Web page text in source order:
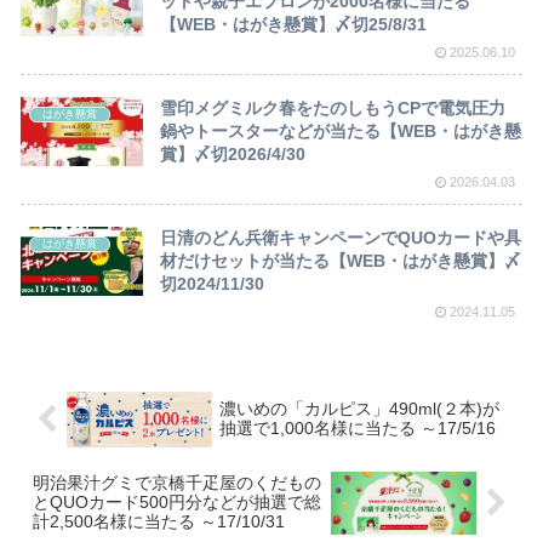
【WEB・はがき懸賞】〆切25/8/31
2025.06.10
はがき懸賞
雪印メグミルク春をたのしもうCPで電気圧力
鍋やトースターなどが当たる【WEB・はがき懸
賞】〆切2026/4/30
2026.04.03
はがき懸賞
日清のどん兵衛キャンペーンでQUOカードや具
材だけセットが当たる【WEB・はがき懸賞】〆
切2024/11/30
2024.11.05
濃いめの「カルピス」490ml(２本)が
抽選で1,000名様に当たる ～17/5/16
明治果汁グミで京橋千疋屋のくだもの
とQUOカード500円分などが抽選で総
計2,500名様に当たる ～17/10/31